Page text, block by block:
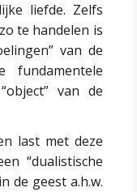
liefde. Zelfs
te handelen is
van de
fundamentele
van de
last met deze
“dualistische
de geest a.h.w.